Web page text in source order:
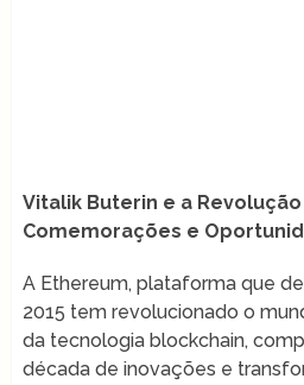
Vitalik Buterin e a
Comemorações e
A Ethereum, plataforma que
2015 tem revolucionado o
da tecnologia blockchain,
década de inovações e